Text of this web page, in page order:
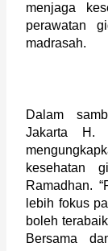
menjaga
perawatan
madrasah.
Dalam
Jakarta H.
kesehatan
Ramadhan.
lebih fokus
boleh
Bersama